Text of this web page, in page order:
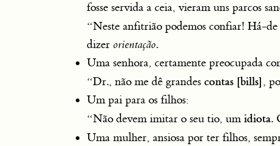
fosse servida a ceia, vieram uns parcos
“Neste anfitrião podemos confiar! Há-
dizer orientação.
Uma senhora, certamente preocupada
“Dr., não me dê grandes contas [bills],
Um pai para os filhos:
“Não devem imitar o seu tio, umidiota.
Uma mulher, ansiosa por ter filhos,